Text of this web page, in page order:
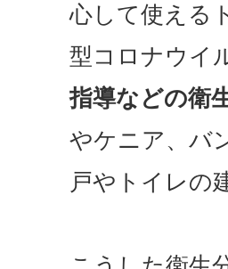
心して使える
型コロナウイ
指導などの衛
やケニア、バ
戸やトイレの